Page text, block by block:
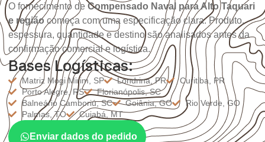
O fornecimento de Compensado Naval para Alto Taquari
e região começa com uma especificação clara. Produto,
espessura, quantidade e destino são analisados antes da
confirmação comercial e logística.
Bases Logísticas:
Matriz Mogi Mirim, SP Londrina, PR
Curitiba, PR
Porto Alegre, RS
Florianópolis, SC
Balneário Camboriú, SC
Goiânia, GO
Rio Verde, GO
Palmas, TO
Cuiabá, MT
Enviar dados do pedido